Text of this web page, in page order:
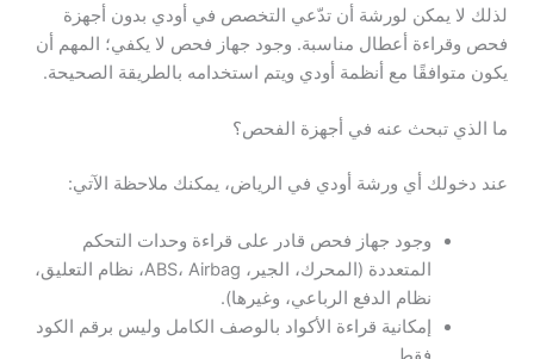
لذلك لا يمكن لورشة أن تدّعي التخصص في أودي بدون أجهزة
فحص وقراءة أعطال مناسبة. وجود جهاز فحص لا يكفي؛ المهم أن
يكون متوافقًا مع أنظمة أودي ويتم استخدامه بالطريقة الصحيحة.
ما الذي تبحث عنه في أجهزة الفحص؟
عند دخولك أي ورشة أودي في الرياض، يمكنك ملاحظة الآتي:
وجود جهاز فحص قادر على قراءة وحدات التحكم
المتعددة (المحرك، الجير، ABS، Airbag، نظام التعليق،
نظام الدفع الرباعي، وغيرها).
إمكانية قراءة الأكواد بالوصف الكامل وليس برقم الكود